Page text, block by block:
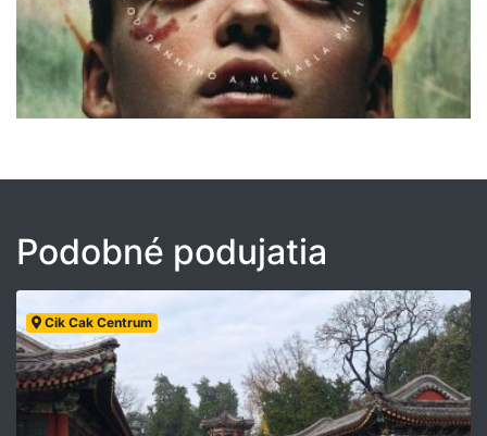
Podobné podujatia
Cik Cak Centrum